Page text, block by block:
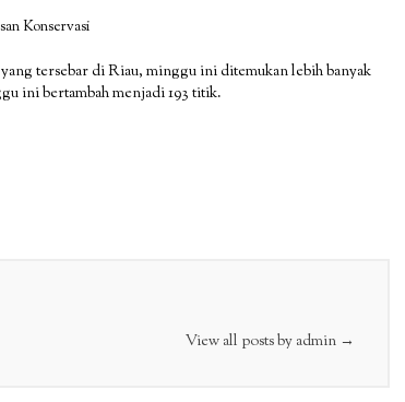
Konservasi
tersebar di Riau, minggu ini ditemukan lebih banyak
ini bertambah menjadi 193 titik.
View all posts by admin →